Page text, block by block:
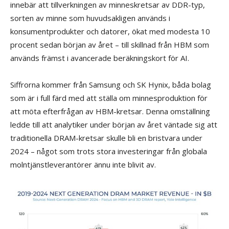
innebär att tillverkningen av minneskretsar av DDR-typ,
sorten av minne som huvudsakligen används i
konsumentprodukter och datorer, ökat med modesta 10
procent sedan början av året – till skillnad från HBM som
används främst i avancerade beräkningskort för AI.
Siffrorna kommer från Samsung och SK Hynix, båda bolag
som är i full färd med att ställa om minnesproduktion för
att möta efterfrågan av HBM-kretsar. Denna omställning
ledde till att analytiker under början av året väntade sig att
traditionella DRAM-kretsar skulle bli en bristvara under
2024 – något som trots stora investeringar från globala
molntjänstleverantörer ännu inte blivit av.